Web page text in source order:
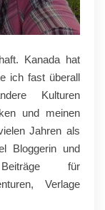
Kanada hat
ich fast überall
Kulturen
und meinen
Jahren als
Bloggerin und
für
Verlage